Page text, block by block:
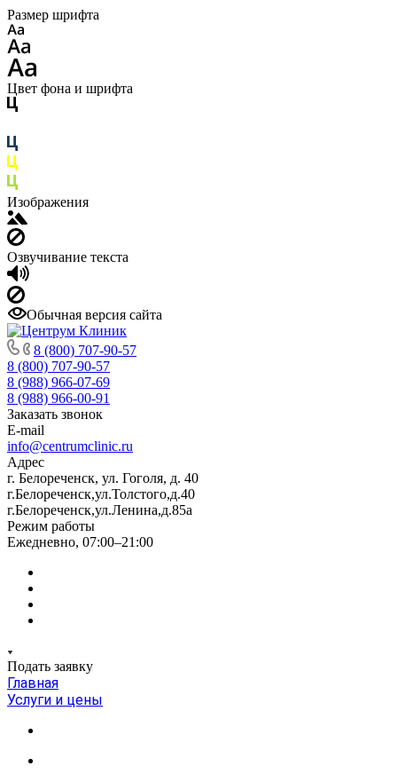
Размер шрифта
Цвет фона и шрифта
Изображения
Озвучивание текста
Обычная версия сайта
8 (800) 707-90-57
8 (800) 707-90-57
8 (988) 966-07-69
8 (988) 966-00-91
Заказать звонок
E-mail
info@centrumclinic.ru
Адрес
г. Белореченск, ул. Гоголя, д. 40
г.Белореченск,ул.Толстого,д.40
г.Белореченск,ул.Ленина,д.85а
Режим работы
Ежедневно, 07:00–21:00
Подать заявку
Главная
Услуги и цены